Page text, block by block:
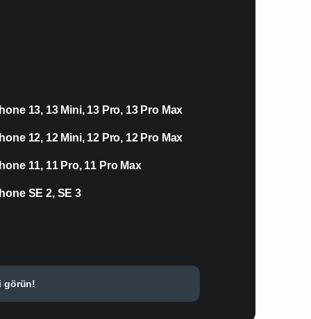
13, 13 Mini, 13 Pro, 13 Pro Max
12, 12 Mini, 12 Pro, 12 Pro Max
11, 11 Pro, 11 Pro Max
SE 2, SE 3
görün!